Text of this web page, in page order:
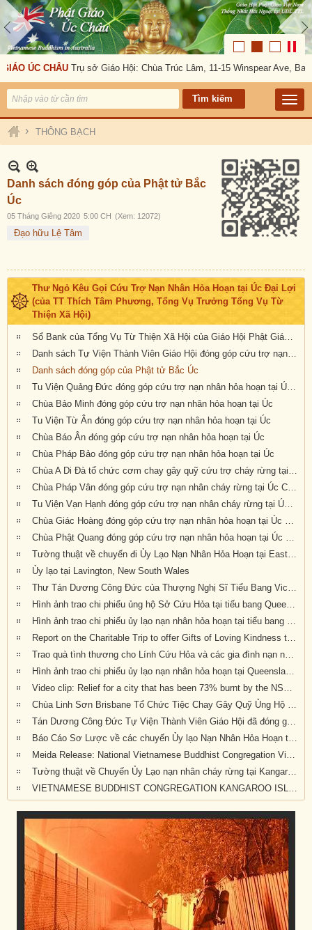
ÚC CHÂU Trụ sở Giáo Hội: Chùa Trúc Lâm, 11-15 Winspear Ave,
› THÔNG BẠCH
Danh sách đóng góp của Phật tử Bắc
Úc
05 Tháng Giêng 2020 5:00 CH (Xem: 12072)
Đạo hữu Lệ Tâm
Thư Ngỏ Kêu Gọi Cứu Trợ Nạn Nhân Hỏa Hoạn tại Úc Đại Lợi
(của TT Thích Tâm Phương, Tổng Vụ Trưởng Tổng Vụ Từ
Thiện Xã Hội)
Sổ Bank của Tổng Vụ Từ Thiện Xã Hội của Giáo Hội Phật Giáo Việt Nam Thống Nhất Hải Ngoại tại Úc Đại Lợi- Tân Tây Lan
Danh sách Tự Viện Thành Viên Giáo Hội đóng góp cứu trợ nạn nhân hỏa hoạn tại Úc
Danh sách đóng góp của Phật tử Bắc Úc
Tu Viện Quảng Đức đóng góp cứu trợ nạn nhân hỏa hoạn tại Úc Châu
Chùa Bảo Minh đóng góp cứu trợ nạn nhân hỏa hoạn tại Úc
Tu Viện Từ Ân đóng góp cứu trợ nạn nhân hỏa hoạn tại Úc
Chùa Báo Ân đóng góp cứu trợ nạn nhân hỏa hoạn tại Úc
Chùa Pháp Bảo đóng góp cứu trợ nạn nhân hỏa hoạn tại Úc
Chùa A Di Đà tổ chức cơm chay gây quỹ cứu trợ cháy rừng tại Úc châu (19.01.2020) 19/1/2020
Chùa Pháp Vân đóng góp cứu trợ nạn nhân cháy rừng tại Úc Châu
Tu Viện Vạn Hạnh đóng góp cứu trợ nạn nhân cháy rừng tại Úc Châu
Chùa Giác Hoàng đóng góp cứu trợ nạn nhân hỏa hoạn tại Úc Châu
Chùa Phật Quang đóng góp cứu trợ nạn nhân hỏa hoạn tại Úc Châu
Tường thuật về chuyến đi Ủy Lạo Nạn Nhân Hỏa Hoạn tại East Gippsland, VIC và Lavington, NSW
Ủy lạo tại Lavington, New South Wales
Thư Tán Dương Công Đức của Thượng Nghị Sĩ Tiểu Bang Victoria Tiến Sĩ Kiều Tiến Dũng gởi đến Chư Tôn Đức & Tự Viện thành viên Giáo Hội trong công cuộc đóng góp ủy lạo nạn nhân hỏa hoạn tại Úc Châu (Appreciation letters from Dr Kieu Tien Dung, State Member for South-Eastern Metropolitan Region, Victoria, Australia)
Hình ảnh trao chi phiếu ủng hộ Sở Cứu Hỏa tại tiểu bang Queensland, Úc Châu
Hình ảnh trao chi phiếu ủy lạo nạn nhân hỏa hoạn tại tiểu bang New South Wales (đợt 2)
Report on the Charitable Trip to offer Gifts of Loving Kindness to Bushfire Survivors in Victoria, New South Wales and Queensland
Trao quà tình thương cho Lính Cứu Hỏa và các gia đình nạn nhân hỏa hoạn tại Wandandian, New South Wales ngày 12/2/2020
Hình ảnh trao chi phiếu ủy lạo nạn nhân hỏa hoạn tại Queensland đợt 2
Video clip: Relief for a city that has been 73% burnt by the NSW bushfires | Vietnamese Buddhists in Australia
Chùa Linh Sơn Brisbane Tổ Chức Tiệc Chay Gây Quỹ Ủng Hộ Nạn Nhân Hỏa Hoạn Úc Châu (tối Thứ Bảy 15/2/2020)
Tán Dương Công Đức Tự Viện Thành Viên Giáo Hội đã đóng góp tịnh tài giúp đỡ nạn nhân hỏa hoạn tại Úc Châu
Báo Cáo Sơ Lược về các chuyến Ủy lạo Nạn Nhân Hỏa Hoạn tại Úc Châu đầu năm 2020
Meida Release: National Vietnamese Buddhist Congregation Visit KI to give $55,500 to Local Auto Repair Project
Tường thuật về Chuyến Ủy Lạo nạn nhân cháy rừng tại Kangaroo Island, Nam Úc (ngày 24/2/2020)
VIETNAMESE BUDDHIST CONGREGATION KANGAROO ISLAND VISIT